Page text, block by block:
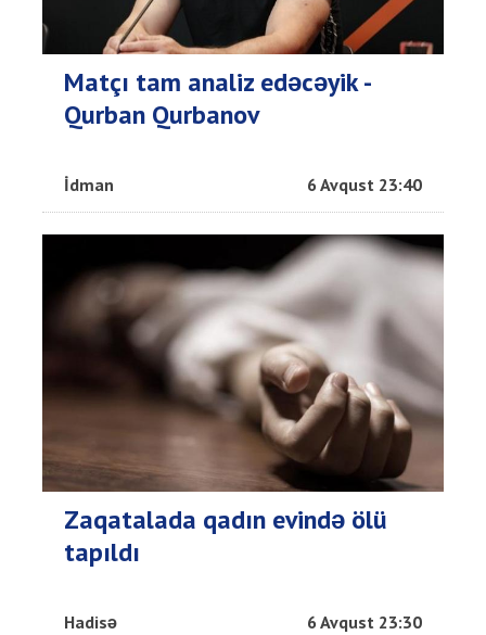
Matçı tam analiz edəcəyik -
Qurban Qurbanov
İdman 6 Avqust 23:40
Zaqatalada qadın evində ölü
tapıldı
Hadisə 6 Avqust 23:30